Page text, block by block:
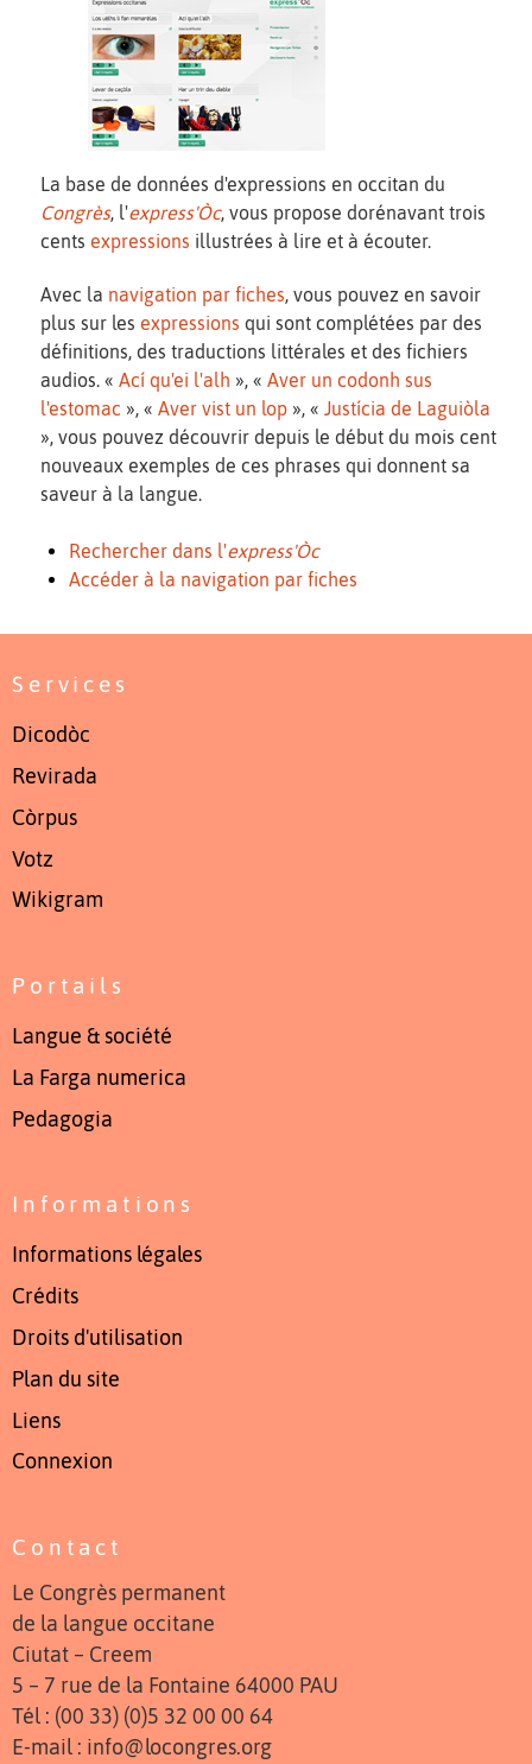
La base de données d'expressions en occitan du
Congrès, l'express'Òc, vous propose dorénavant trois
cents expressions illustrées à lire et à écouter.
Avec la navigation par fiches, vous pouvez en savoir
plus sur les expressions qui sont complétées par des
définitions, des traductions littérales et des fichiers
audios. « Ací qu'ei l'alh », « Aver un codonh sus
l'estomac », « Aver vist un lop », « Justícia de Laguiòla
», vous pouvez découvrir depuis le début du mois cent
nouveaux exemples de ces phrases qui donnent sa
saveur à la langue.
Rechercher dans l'express'Òc
Accéder à la navigation par fiches
Services
Dicodòc
Revirada
Còrpus
Votz
Wikigram
Portails
Langue & société
La Farga numerica
Pedagogia
Informations
Informations légales
Crédits
Droits d'utilisation
Plan du site
Liens
Connexion
Contact
Le Congrès permanent
de la langue occitane
Ciutat – Creem
5 – 7 rue de la Fontaine 64000 PAU
Tél : (00 33) (0)5 32 00 00 64
E-mail : info@locongres.org